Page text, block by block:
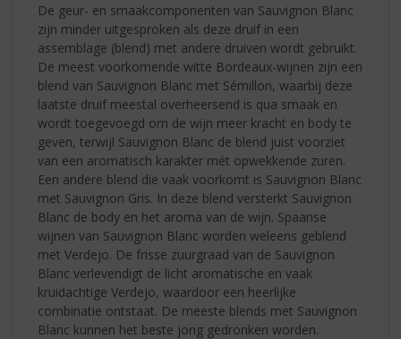
De geur- en smaakcomponenten van Sauvignon Blanc
zijn minder uitgesproken als deze druif in een
assemblage (blend) met andere druiven wordt gebruikt.
De meest voorkomende witte Bordeaux-wijnen zijn een
blend van Sauvignon Blanc met Sémillon, waarbij deze
laatste druif meestal overheersend is qua smaak en
wordt toegevoegd om de wijn meer kracht en body te
geven, terwijl Sauvignon Blanc de blend juist voorziet
van een aromatisch karakter mét opwekkende zuren.
Een andere blend die vaak voorkomt is Sauvignon Blanc
met Sauvignon Gris. In deze blend versterkt Sauvignon
Blanc de body en het aroma van de wijn. Spaanse
wijnen van Sauvignon Blanc worden weleens geblend
met Verdejo. De frisse zuurgraad van de Sauvignon
Blanc verlevendigt de licht aromatische en vaak
kruidachtige Verdejo, waardoor een heerlijke
combinatie ontstaat. De meeste blends met Sauvignon
Blanc kunnen het beste jong gedronken worden.